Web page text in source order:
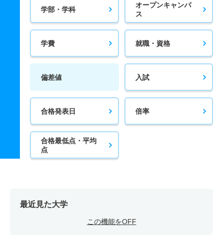
学部・学科
オープンキャンパ
ス
学費 就職・資格
偏差値 入試
合格発表日 倍率
合格最低点・平均
点
最近見た大学
この機能をOFF